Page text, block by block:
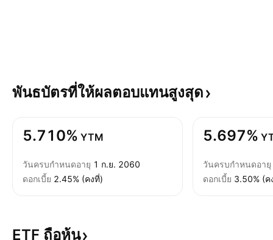
พันธบัตรที่ให้ผลตอบแทนสูงสุด
5.710% YTM
วันครบกำหนดอายุ 1 ก.ย. 2060
ดอกเบี้ย 2.45% (คงที่)
5.697%
วันครบกำหนดอายุ
ดอกเบี้ย 3.50% (ค
ETF ถือหุ้น